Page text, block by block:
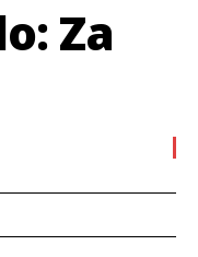
Za